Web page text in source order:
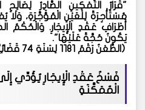
"قَرَارُ التَّمْكِينِ الصَّادِرُ
مُسْتَأْجِرَةً لِلْعَيْنِ الْمُؤَجَّرَةِ، وَلَا
أَطْرَافِ عَقْدِ الْإِيجَارِ. وَالْحُكْمُ
يَكُونُ حُجَّةً عَلَيْهَا."
الطَّعْنُ رَقْمُ 1181 لِسَنَةِ 74 قَضَائِيَّةٍ - جَلْسَةُ 16/3/2005)
فَسْخُ عَقْدِ الْإِيجَارِ يُؤَدِّي
الْمُمَكَّنَةِ